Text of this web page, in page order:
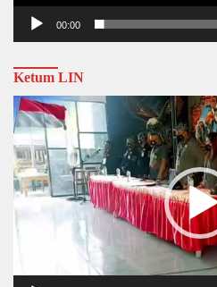
00:00
Ketum LIN
Video
Player